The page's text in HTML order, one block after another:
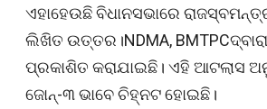
ଏହାହେଉଛି ବିଧାନସଭାରେ
ଲିଖିତ ଉତ୍ତର।NDMA,
ପ୍ରକାଶିତ କରାଯାଇଛି। ଏହି ଆଟଲାସ
ଜୋନ୍-୩ ଭାବେ ଚିହ୍ନଟ ହୋଇଛି।